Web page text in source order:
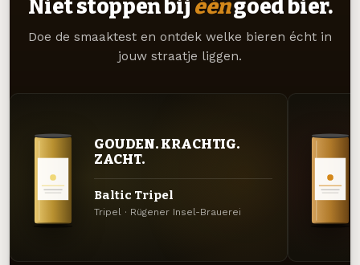
Niet stoppen bij ééngoed bier.
Doe de smaaktest en ontdek welke bieren écht in
jouw straatje liggen.
GOUDEN. KRACHTIG.
ZACHT.
Baltic Tripel
Tripel · Rügener Insel-Brauerei